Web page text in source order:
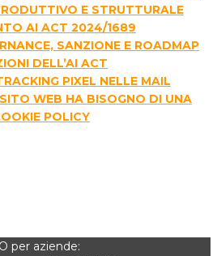
E STRUTTURALE
AI ACT 2024/1689
SANZIONE E ROADMAP
DELL’AI ACT
PIXEL NELLE MAIL
WEB HA BISOGNO DI UNA
POLICY
per aziende: